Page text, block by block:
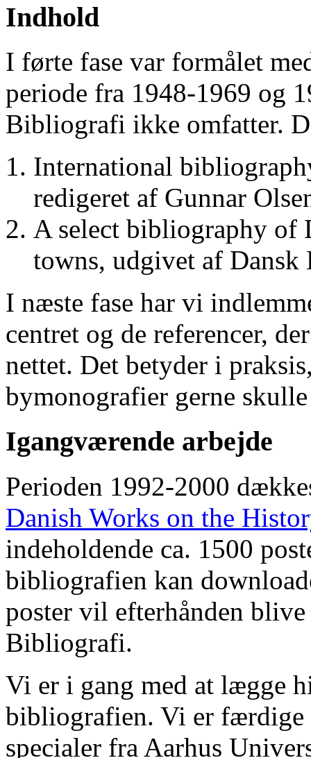
Indhold
I førte fase var formålet
periode fra 1948-1969 og
Bibliografi ikke omfatter.
International
redigeret af Gunnar
A select bibliography of
towns, udgivet af
I næste fase har vi
centret og de referencer,
nettet. Det betyder i
bymonografier gerne
Igangværende arbejde
Perioden 1992-2000
Danish Works on the
indeholdende ca. 1500
bibliografien kan
poster vil efterhånden
Bibliografi.
Vi er i gang med at lægge
bibliografien. Vi er færdige
specialer fra Aarhus